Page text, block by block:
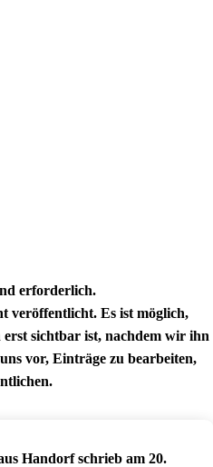
erforderlich.
veröffentlicht. Es ist möglich,
sichtbar ist, nachdem wir ihn
vor, Einträge zu bearbeiten,
Handorf schrieb am 20.